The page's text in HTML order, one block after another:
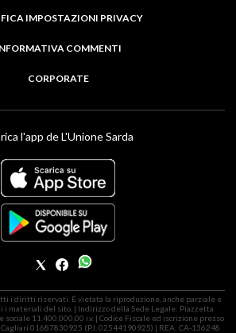
IMPOSTAZIONI PRIVACY
COMMENTI
CORPORATE
l'app de L'Unione Sarda
i diritti riservati. É vietata la riproduzione, anche parziale e
i materiali del sito. | Indirizzo della Sede Legale: Piazzetta
sociale 11.400.000,00 i.v. | Codice Fiscale ed iscrizione presso
01687830925 (P.I. 02544190925) | REA: CA-136248